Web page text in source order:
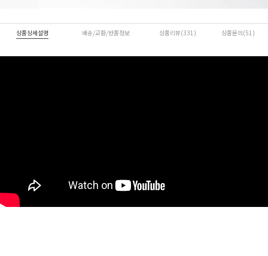
상품상세설명 배송/교환/반품정보 상품리뷰(331) 상품문의(51)